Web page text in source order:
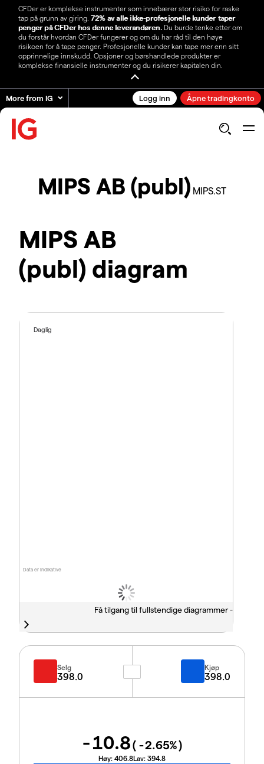
CFDer er komplekse instrumenter som innebærer stor risiko for raske
tap på grunn av giring. 72% av alle ikke-profesjonelle kunder taper
penger på CFDer hos denne leverandøren.Du burde tenke etter om
du forstår hvordan CFDer fungerer og om du har råd til den høye
risikoen for å tape penger. Profesjonelle kunder kan tape mer enn sitt
opprinnelige innskudd. Opsjoner og børshandlede produkter er
komplekse finansielle instrumenter og du risikerer kapitalen din.
More from IG Logg inn Åpne tradingkonto
MIPS AB (publ) MIPS.ST
MIPS AB
(publ) diagram
Data er indikative
Daglig
Få tilgang til fullstendige diagrammer -
Selg
398.0
Kjøp
398.0
-10.8( -2.65%)
Høy: 406.8Lav: 394.8